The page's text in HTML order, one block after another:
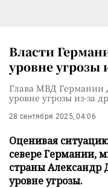
Власти
уровне угрозы
Глава МВД Германии
уровне угрозы из-за
28 сентября 2025, 04:06
Оценивая
севере Германии,
страны Александр
уровне угрозы.